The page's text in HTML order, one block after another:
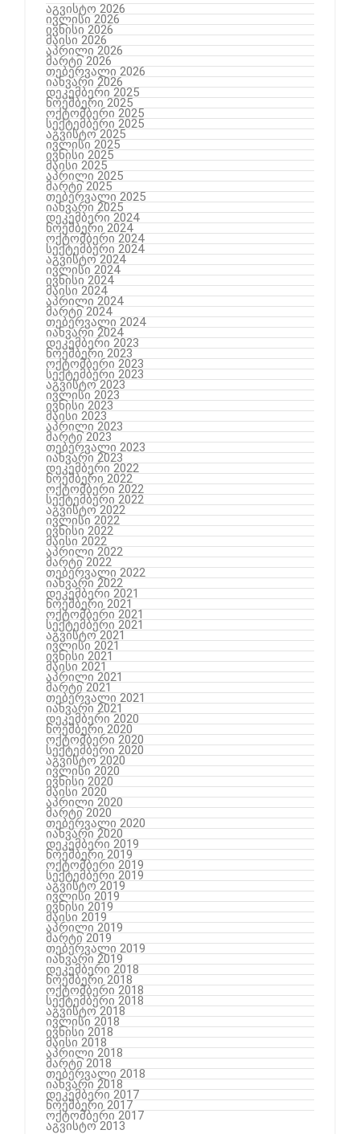
აგვისტო 2026
ივლისი 2026
ივნისი 2026
მაისი 2026
აპრილი 2026
მარტი 2026
თებერვალი 2026
იანვარი 2026
დეკემბერი 2025
ნოემბერი 2025
ოქტომბერი 2025
სექტემბერი 2025
აგვისტო 2025
ივლისი 2025
ივნისი 2025
მაისი 2025
აპრილი 2025
მარტი 2025
თებერვალი 2025
იანვარი 2025
დეკემბერი 2024
ნოემბერი 2024
ოქტომბერი 2024
სექტემბერი 2024
აგვისტო 2024
ივლისი 2024
ივნისი 2024
მაისი 2024
აპრილი 2024
მარტი 2024
თებერვალი 2024
იანვარი 2024
დეკემბერი 2023
ნოემბერი 2023
ოქტომბერი 2023
სექტემბერი 2023
აგვისტო 2023
ივლისი 2023
ივნისი 2023
მაისი 2023
აპრილი 2023
მარტი 2023
თებერვალი 2023
იანვარი 2023
დეკემბერი 2022
ნოემბერი 2022
ოქტომბერი 2022
სექტემბერი 2022
აგვისტო 2022
ივლისი 2022
ივნისი 2022
მაისი 2022
აპრილი 2022
მარტი 2022
თებერვალი 2022
იანვარი 2022
დეკემბერი 2021
ნოემბერი 2021
ოქტომბერი 2021
სექტემბერი 2021
აგვისტო 2021
ივლისი 2021
ივნისი 2021
მაისი 2021
აპრილი 2021
მარტი 2021
თებერვალი 2021
იანვარი 2021
დეკემბერი 2020
ნოემბერი 2020
ოქტომბერი 2020
სექტემბერი 2020
აგვისტო 2020
ივლისი 2020
ივნისი 2020
მაისი 2020
აპრილი 2020
მარტი 2020
თებერვალი 2020
იანვარი 2020
დეკემბერი 2019
ნოემბერი 2019
ოქტომბერი 2019
სექტემბერი 2019
აგვისტო 2019
ივლისი 2019
ივნისი 2019
მაისი 2019
აპრილი 2019
მარტი 2019
თებერვალი 2019
იანვარი 2019
დეკემბერი 2018
ნოემბერი 2018
ოქტომბერი 2018
სექტემბერი 2018
აგვისტო 2018
ივლისი 2018
ივნისი 2018
მაისი 2018
აპრილი 2018
მარტი 2018
თებერვალი 2018
იანვარი 2018
დეკემბერი 2017
ნოემბერი 2017
ოქტომბერი 2017
აგვისტო 2013